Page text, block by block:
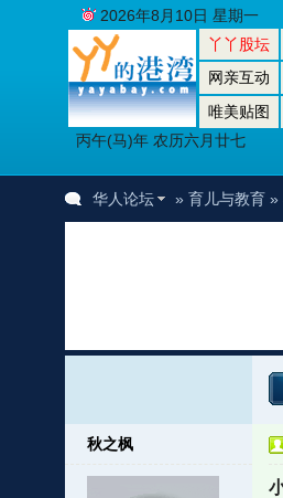
丫丫股坛
网亲互动
唯美贴图
丙午(马)年 农历六月廿七
2026年8月10日 星期一
华人论坛 » 育儿与教育»
秋之枫